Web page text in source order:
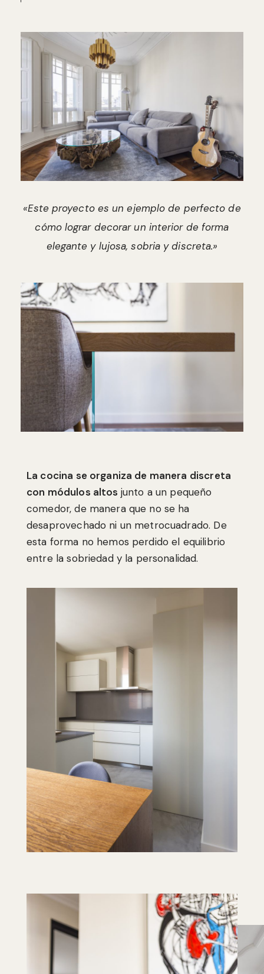
«Este proyecto es un ejemplo de perfecto de
cómo lograr decorar un interior de forma
elegante y lujosa, sobria y discreta.»
La cocina se organiza de manera discreta
con módulos altos junto a un pequeño
comedor, de manera que no se ha
desaprovechado ni un metrocuadrado. De
esta forma no hemos perdido el equilibrio
entre la sobriedad y la personalidad.